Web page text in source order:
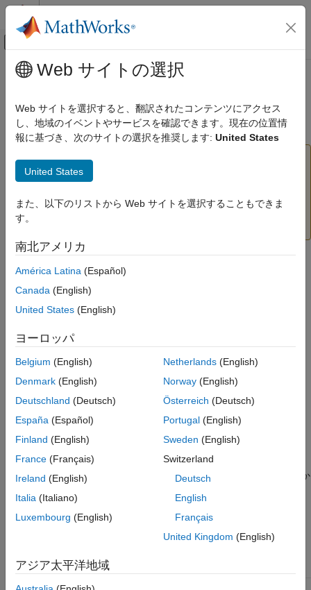
コンテンツへスキップ
オフキャンバス ナビゲーション メ
ドキュメンテーションのホーム
Deep Learning Toolbox
項目一覧
グラフおよび記号
説明
アルゴリズム
バージョン履歴
参考
メインコンテンツ
satlin
(削除予定) 飽和線形伝達関数
satlinは将来のリリースで削除される予定です。詳細に
ついては、
コードの更新に関するアドバイスについては、 バージョン
グラフおよび記号
構文
A = satlin(N,FP)
説明
satlinはニューラル伝達関数です。伝達関数は、層の正味入力か
A = satlin(N,FP)は次の 2 つの入力を取ります。
Web サイトの選択
Web サイトを選択すると、翻訳されたコンテンツにアクセス
し、地域のイベントやサービスを確認できます。現在の位置情
報に基づき、次のサイトの選択を推奨します: United States
United States
また、以下のリストから Web サイトを選択することもできま
す。
南北アメリカ
América Latina (Español)
Canada (English)
United States (English)
ヨーロッパ
Belgium (English)
Denmark (English)
Deutschland (Deutsch)
España (Español)
Finland (English)
France (Français)
Ireland (English)
Italia (Italiano)
Luxembourg (English)
Netherlands(English)
Norway(English)
Österreich (Deutsch)
Portugal(English)
Sweden (English)
Switzerland
Deutsch
English
Français
United Kingdom (English)
アジア太平洋地域